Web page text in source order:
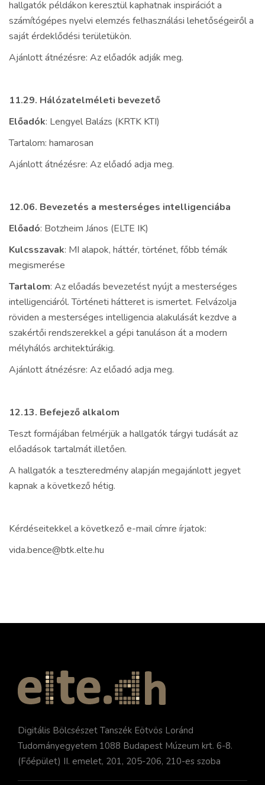
hallgatók példákon keresztül kaphatnak inspirációt a
számítógépes nyelvi elemzés felhasználási lehetőségeiről a
saját érdeklődési területükön.
Ajánlott átnézésre: Az előadók adják meg.
11.29. Hálózatelméleti bevezető
Előadók: Lengyel Balázs (KRTK KTI)
Tartalom: hamarosan
Ajánlott átnézésre: Az előadó adja meg.
12.06. Bevezetés a mesterséges intelligenciába
Előadó: Botzheim János (ELTE IK)
Kulcsszavak: MI alapok, háttér, történet, főbb témák
megismerése
Tartalom: Az előadás bevezetést nyújt a mesterséges
intelligenciáról. Történeti hátteret is ismertet. Felvázolja
röviden a mesterséges intelligencia alakulását kezdve a
szakértői rendszerekkel a gépi tanuláson át a modern
mélyhálós architektúrákig.
Ajánlott átnézésre: Az előadó adja meg.
12.13. Befejező alkalom
Teszt formájában felmérjük a hallgatók tárgyi tudását az
előadások tartalmát illetően.
A hallgatók a teszteredmény alapján megajánlott jegyet
kapnak a következő hétig.
Kérdéseitekkel a következő e-mail címre írjatok:
vida.bence@btk.elte.hu
Digitális Bölcsészet Tanszék Eötvös Loránd
Tudományegyetem 1088 Budapest Múzeum krt. 6-8.
(Főépület) II. emelet, 201, 205-206, 210-es szoba